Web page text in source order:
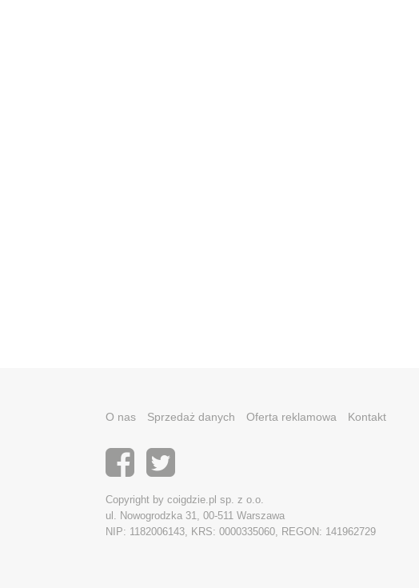
O nas Sprzedaż danych Oferta reklamowa Kontakt
Copyright by coigdzie.pl sp. z o.o.
ul. Nowogrodzka 31, 00-511 Warszawa
NIP: 1182006143, KRS: 0000335060, REGON: 141962729